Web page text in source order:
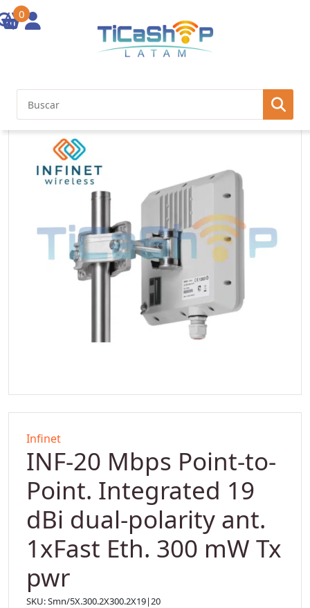
0
dBi dual-polarity ant. 1xFast Eth. 300 mW Tx pwr
Infinet
INF-20 Mbps Point-to-
Point. Integrated 19
dBi dual-polarity ant.
1xFast Eth. 300 mW Tx
pwr
SKU:Smn/5X.300.2X300.2X19|20